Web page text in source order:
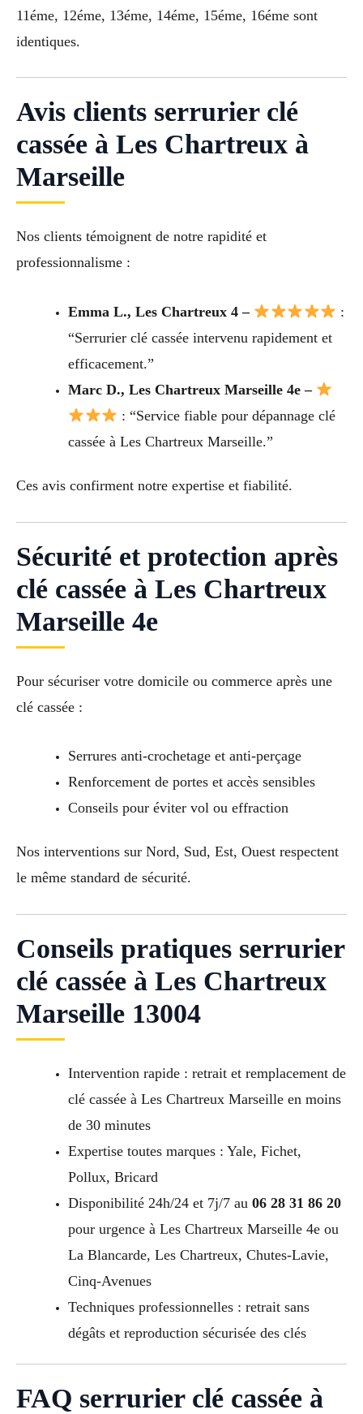
11éme, 12éme, 13éme, 14éme, 15éme, 16éme sont
identiques.
Avis clients serrurier clé
cassée à Les Chartreux à
Marseille
Nos clients témoignent de notre rapidité et
professionnalisme :
Emma L., Les Chartreux 4 –
:
“Serrurier clé cassée intervenu rapidement et
efficacement.”
Marc D., Les Chartreux Marseille 4e –
: “Service fiable pour dépannage clé
cassée à Les Chartreux Marseille.”
Ces avis confirment notre expertise et fiabilité.
Sécurité et protection après
clé cassée à Les Chartreux
Marseille 4e
Pour sécuriser votre domicile ou commerce après une
clé cassée :
Serrures anti-crochetage et anti-perçage
Renforcement de portes et accès sensibles
Conseils pour éviter vol ou effraction
Nos interventions sur Nord, Sud, Est, Ouest respectent
le même standard de sécurité.
Conseils pratiques serrurier
clé cassée à Les Chartreux
Marseille 13004
Intervention rapide : retrait et remplacement de
clé cassée à Les Chartreux Marseille en moins
de 30 minutes
Expertise toutes marques : Yale, Fichet,
Pollux, Bricard
Disponibilité 24h/24 et 7j/7 au 06 28 31 86 20
pour urgence à Les Chartreux Marseille 4e ou
La Blancarde, Les Chartreux, Chutes-Lavie,
Cinq-Avenues
Techniques professionnelles : retrait sans
dégâts et reproduction sécurisée des clés
FAQ serrurier clé cassée à